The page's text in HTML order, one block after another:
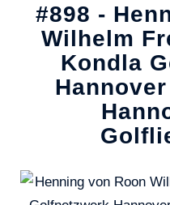
#898 -
Wilhelm
Kondla